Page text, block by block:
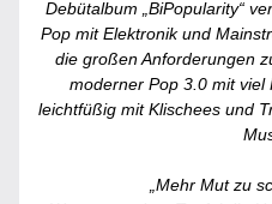
Debütalbum „BiPopularity“
Pop mit Elektronik und
die großen Anforderungen
moderner Pop 3.0 mit
leichtfüßig mit Klischees und
„Mehr Mut zu